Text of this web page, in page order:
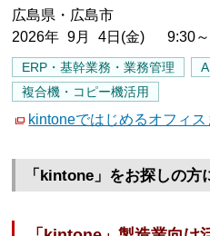
広島県・広島市
2026年 9月 4日(金) 9:30～
ERP・基幹業務・業務管理
複合機・コピー機活用
kintoneではじめるオフィ
「kintone」をお探しの方